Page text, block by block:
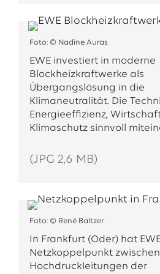
Foto: © Nadine Auras
EWE investiert in moderne
Blockheizkraftwerke als
Übergangslösung in die
Klimaneutralität. Die
Energieeffizienz,
Klimaschutz sinnvoll
(JPG 2,6 MB)
Foto: © René Baltzer
In Frankfurt (Oder) hat
Netzkoppelpunkt
Hochdruckleitungen der